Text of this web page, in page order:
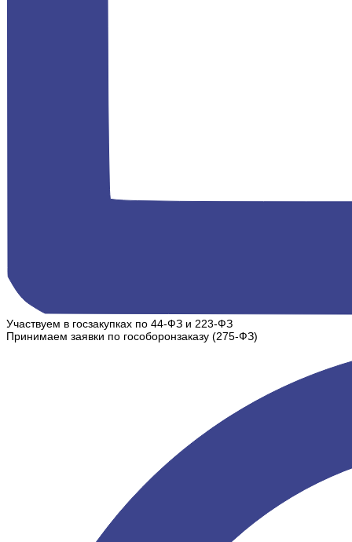
Участвуем в госзакупках по 44-ФЗ и 223-ФЗ
Принимаем заявки по гособоронзаказу (275-ФЗ)